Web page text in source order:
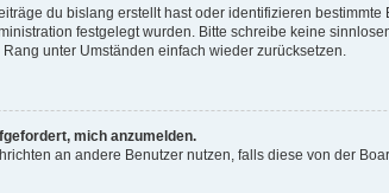
du bislang erstellt hast oder identifizieren
festgelegt wurden. Bitte schreibe keine
unter Umständen einfach wieder zurücksetzen.
mich anzumelden.
an andere Benutzer nutzen, falls diese von der